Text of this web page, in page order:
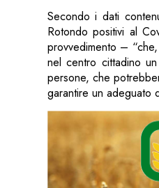
Secondo i dati
Rotondo positivi al
provvedimento –
nel centro cittadino
persone, che
garantire un adeguato